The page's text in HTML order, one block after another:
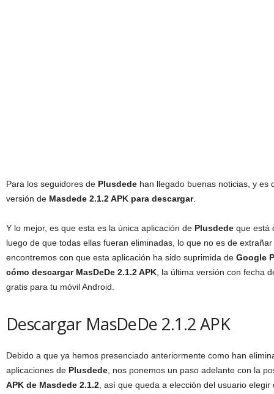
Para los seguidores de Plusdede han llegado buenas noticias, y es
versión de Masdede 2.1.2 APK para descargar.
Y lo mejor, es que esta es la única aplicación de Plusdede que está
luego de que todas ellas fueran eliminadas, lo que no es de
encontremos con que esta aplicación ha sido suprimida de Google
cómo descargar MasDeDe 2.1.2 APK, la última versión con fecha
gratis para tu móvil Android.
Descargar MasDeDe 2.1.2 APK
Debido a que ya hemos presenciado anteriormente como han
aplicaciones de Plusdede, nos ponemos un paso adelante con la
APK de Masdede 2.1.2, así que queda a elección del usuario